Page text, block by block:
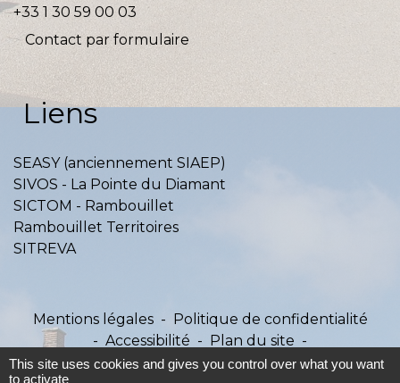
+33 1 30 59 00 03
Contact par formulaire
Liens
SEASY (anciennement SIAEP)
SIVOS - La Pointe du Diamant
SICTOM - Rambouillet
Rambouillet Territoires
SITREVA
Mentions légales - Politique de confidentialité
- Accessibilité - Plan du site -
Gestion des cookies
This site uses cookies and gives you control over what you want
to activate